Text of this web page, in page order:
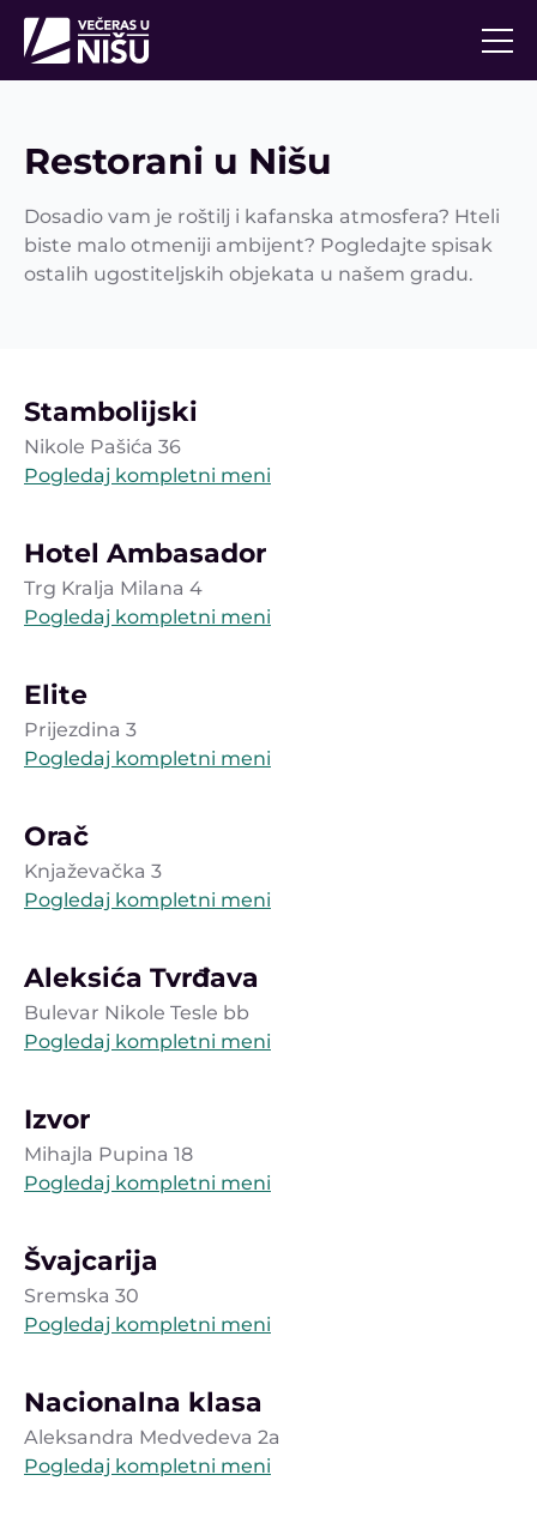
Restorani u Nišu
Dosadio vam je roštilj i kafanska atmosfera? Hteli
biste malo otmeniji ambijent? Pogledajte spisak
ostalih ugostiteljskih objekata u našem gradu.
Stambolijski
Nikole Pašića 36
Pogledaj kompletni meni
Hotel Ambasador
Trg Kralja Milana 4
Pogledaj kompletni meni
Elite
Prijezdina 3
Pogledaj kompletni meni
Orač
Knjaževačka 3
Pogledaj kompletni meni
Aleksića Tvrđava
Bulevar Nikole Tesle bb
Pogledaj kompletni meni
Izvor
Mihajla Pupina 18
Pogledaj kompletni meni
Švajcarija
Sremska 30
Pogledaj kompletni meni
Nacionalna klasa
Aleksandra Medvedeva 2a
Pogledaj kompletni meni